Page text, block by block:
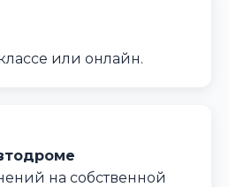
или онлайн.
на собственной